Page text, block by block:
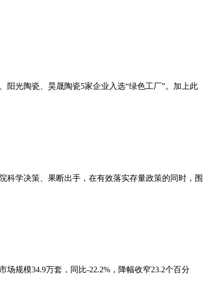
阳光陶瓷、昊晟陶瓷5家企业入选“绿色工厂”。加上此
科学决策、果断出手，在有效落实存量政策的同时，围
规模34.9万套，同比-22.2%，降幅收窄23.2个百分